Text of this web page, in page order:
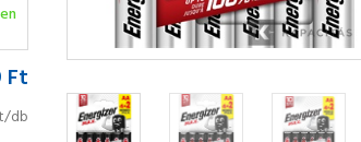
Ft
db